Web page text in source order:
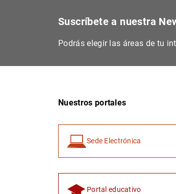
Suscríbete a nuestra
Podrás elegir las áreas de tu
Nuestros portales
Sede Electrónica
Portal educativo